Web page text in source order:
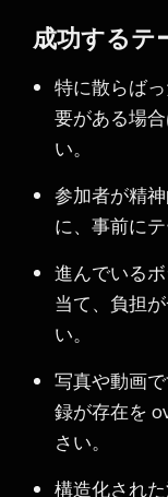
成功するテ
特に散らば
要がある場
い。
参加者が精
に、事前に
進んでいる
当て、負担
い。
写真や動画
録が存在を
さい。
構造化され